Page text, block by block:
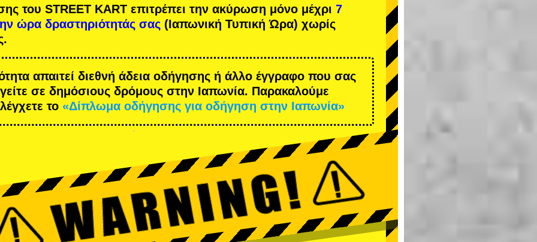
του STREET KART επιτρέπει την ακύρωση μόνο μέχρι 7
ώρα δραστηριότητάς σας (Ιαπωνική Τυπική Ώρα) χωρίς
απαιτεί διεθνή άδεια οδήγησης ή άλλο έγγραφο που σας
σε δημόσιους δρόμους στην Ιαπωνία. Παρακαλούμε
το «Δίπλωμα οδήγησης για οδήγηση στην Ιαπωνία»